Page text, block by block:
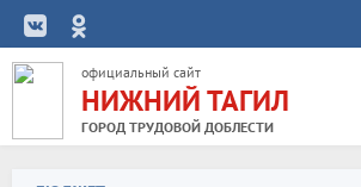
официальный сайт
НИЖНИЙ ТАГИЛ
ГОРОД ТРУДОВОЙ ДОБЛЕСТИ